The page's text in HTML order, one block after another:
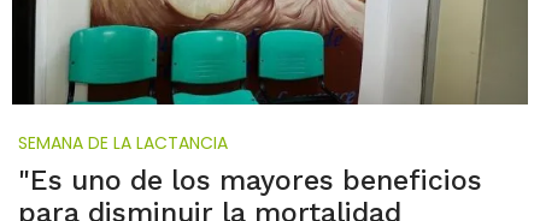
SEMANA DE LA LACTANCIA
"Es uno de los mayores beneficios
para disminuir la mortalidad